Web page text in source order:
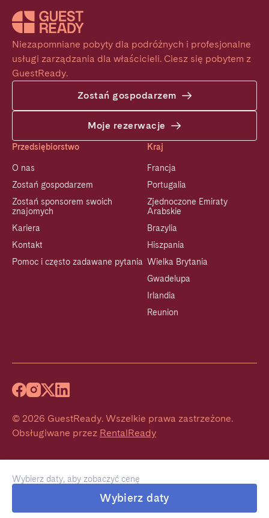
Wybierz daty, aby zobaczyć cenę
Wybierz daty
Niezapomniane pobyty dla podróżnych i profesjonalne
usługi zarządzania dla właścicieli. Ciesz się pobytem z
GuestReady.
Zostań gospodarzem
Moje rezerwacje
Przedsiębiorstwo
O nas
Zostań gospodarzem
Zostań sponsorem swoich
znajomych
Kariera
Kontakt
Pomoc i często zadawane pytania
Kraj
Francja
Portugalia
Zjednoczone Emiraty
Arabskie
Brazylia
Hiszpania
Wielka Brytania
Gwadelupa
Irlandia
Reunion
© 2026 GuestReady. Wszelkie prawa zastrzeżone.
Obsługiwane przez RentalReady